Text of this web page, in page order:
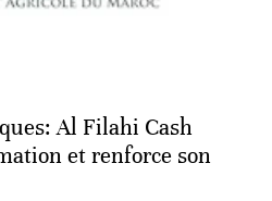
Al Filahi Cash
et renforce son